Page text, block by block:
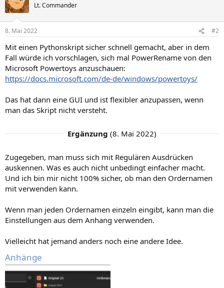
Lt. Commander
8. Mai 2022 #2
Mit einen Pythonskript sicher schnell gemacht, aber in dem
Fall würde ich vorschlagen, sich mal PowerRename von den
Microsoft Powertoys anzuschauen:
https://docs.microsoft.com/de-de/windows/powertoys/
Das hat dann eine GUI und ist flexibler anzupassen, wenn
man das Skript nicht versteht.
Ergänzung (8. Mai 2022)
Zugegeben, man muss sich mit Regulären Ausdrücken
auskennen. Was es auch nicht unbedingt einfacher macht.
Und ich bin mir nicht 100% sicher, ob man den Ordernamen
mit verwenden kann.
Wenn man jeden Ordernamen einzeln eingibt, kann man die
Einstellungen aus dem Anhang verwenden.
Vielleicht hat jemand anders noch eine andere Idee.
Anhänge